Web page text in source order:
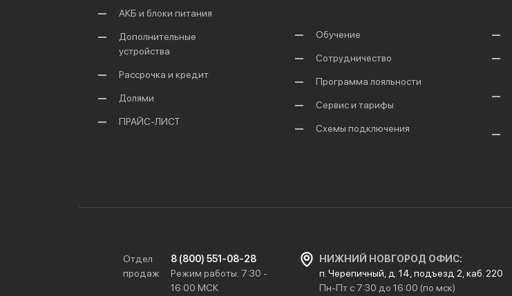
АКБ и блоки питания
Дополнительные
устройства
Рассрочка и кредит
Долями
ПРАЙС-ЛИСТ
Обучение
Сотрудничество
Программа лояльности
Сервис и тарифы
Схемы подключения
Отдел
продаж
8 (800) 551-08-28
Режим работы: 7:30 -
16:00 МСК
НИЖНИЙ НОВГОРОД ОФИС:
п. Черепичный, д. 14, подъезд 2, каб. 220
Пн-Пт с 7:30 до 16:00 (по мск)